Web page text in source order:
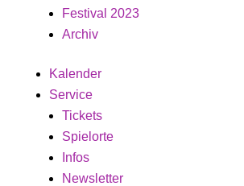
Festival 2023
Archiv
Kalender
Service
Tickets
Spielorte
Infos
Newsletter